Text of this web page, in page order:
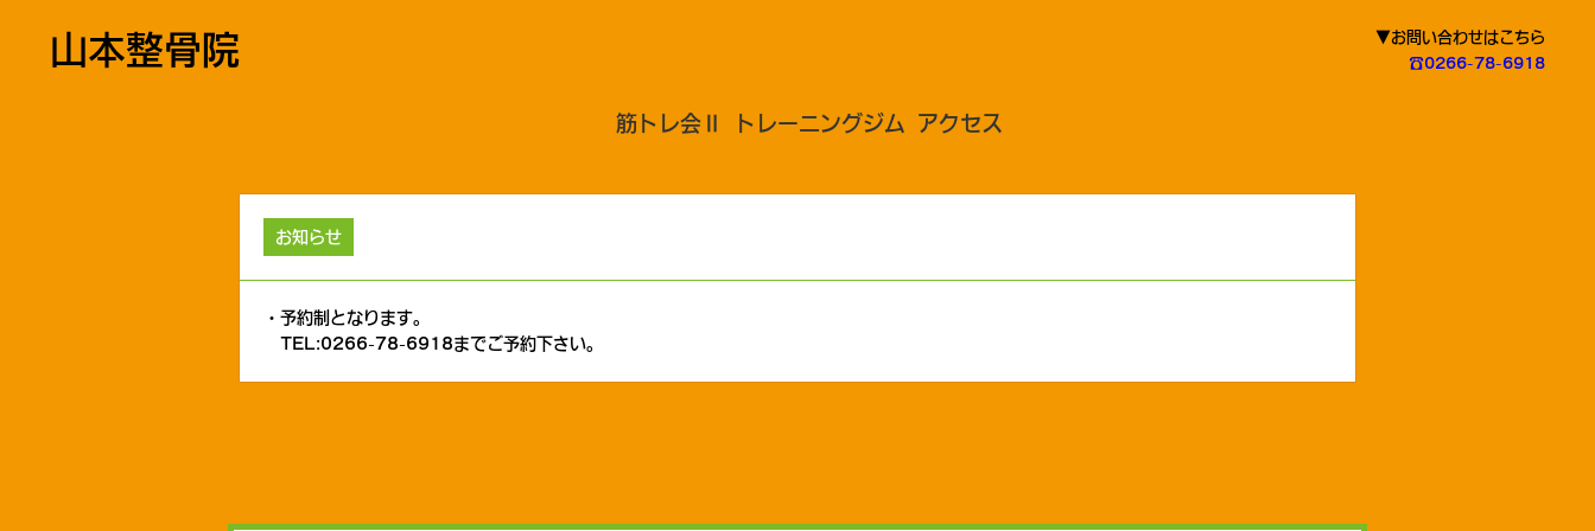
山本整骨院
▼お問い合わせはこちら
☎0266-78-6918
筋トレ会Ⅱ トレーニングジム アクセス
お知らせ
・予約制となります。
TEL:0266-78-6918までご予約下さい。